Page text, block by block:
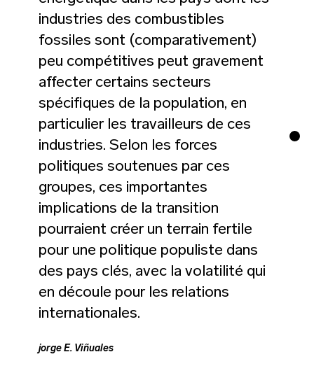
industries des combustibles
fossiles sont (comparativement)
peu compétitives peut gravement
affecter certains secteurs
spécifiques de la population, en
particulier les travailleurs de ces
industries. Selon les forces
politiques soutenues par ces
groupes, ces importantes
implications de la transition
pourraient créer un terrain fertile
pour une politique populiste dans
des pays clés, avec la volatilité qui
en découle pour les relations
internationales.
jorge E. Viñuales